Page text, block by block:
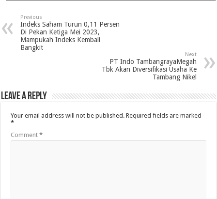
Previous
Indeks Saham Turun 0,11 Persen
Di Pekan Ketiga Mei 2023,
Mampukah Indeks Kembali
Bangkit
Next
PT Indo TambangrayaMegah
Tbk Akan Diversifikasi Usaha Ke
Tambang Nikel
Leave a Reply
Your email address will not be published. Required fields are marked
*
Comment*